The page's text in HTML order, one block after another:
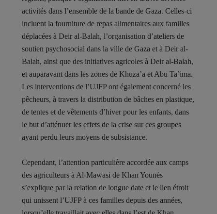
activités dans l’ensemble de la bande de Gaza. Celles-ci
incluent la fourniture de repas alimentaires aux familles
déplacées à Deir al-Balah, l’organisation d’ateliers de
soutien psychosocial dans la ville de Gaza et à Deir al-
Balah, ainsi que des initiatives agricoles à Deir al-Balah,
et auparavant dans les zones de Khuza’a et Abu Ta’ima.
Les interventions de l’UJFP ont également concerné les
pêcheurs, à travers la distribution de bâches en plastique,
de tentes et de vêtements d’hiver pour les enfants, dans
le but d’atténuer les effets de la crise sur ces groupes
ayant perdu leurs moyens de subsistance.
Cependant, l’attention particulière accordée aux camps
des agriculteurs à Al-Mawasi de Khan Younès
s’explique par la relation de longue date et le lien étroit
qui unissent l’UJFP à ces familles depuis des années,